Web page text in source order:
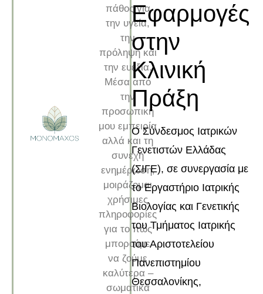
πάθος για
την υγεία,
την
πρόληψη και
την ευεξία.
Μέσα από
την
προσωπική
μου εμπειρία
αλλά και τη
συνεχή
ενημέρωση,
μοιράζομαι
χρήσιμες
πληροφορίες
για το πώς
μπορούμε
να ζούμε
καλύτερα –
σωματικά
Εφαρμογές
στην
Κλινική
Πράξη
Ο Σύνδεσμος Ιατρικών
Γενετιστών Ελλάδας
(ΣΙΓΕ), σε συνεργασία με
το Εργαστήριο Ιατρικής
Βιολογίας και Γενετικής
του Τμήματος Ιατρικής
του Αριστοτελείου
Πανεπιστημίου
Θεσσαλονίκης,